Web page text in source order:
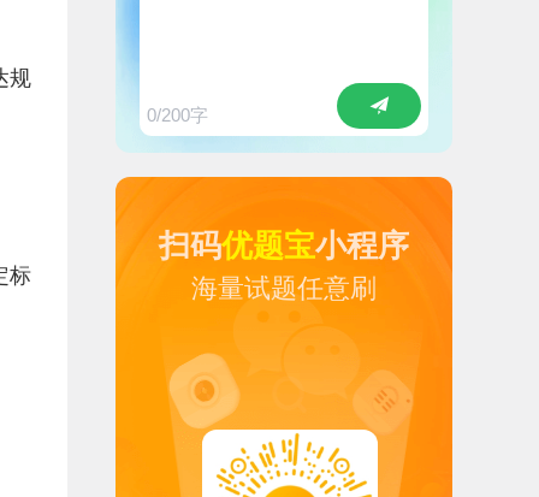
规
标
0/200字
扫码优题宝小程序
海量试题任意刷